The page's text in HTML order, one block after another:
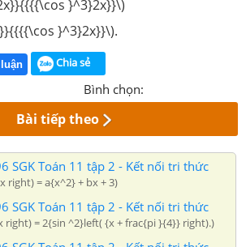
}^3}2x}}\)
}^3}2x}}\).
Chia sẻ
Bình chọn:
Bài tiếp theo
SGK Toán 11 tập 2 - Kết nối tri thức
right) = a{x^2} + bx + 3)
SGK Toán 11 tập 2 - Kết nối tri thức
right) = 2{sin ^2}left( {x + frac{pi }{4}} right).)